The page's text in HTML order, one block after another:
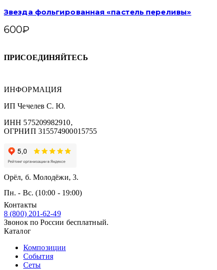
Звезда фольгированная «пастель переливы»
600₽
ПРИСОЕДИНЯЙТЕСЬ
ИНФОРМАЦИЯ
ИП Чечелев С. Ю.
ИНН 575209982910,
ОГРНИП 315574900015755
Орёл, б. Молодёжи, 3.
Пн. - Вс. (10:00 - 19:00)
Контакты
8 (800) 201-62-49
Звонок по России бесплатный.
Каталог
Композиции
События
Сеты